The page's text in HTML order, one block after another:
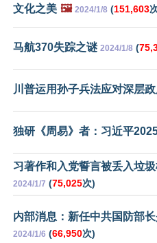
文化之美 🖼️ 2024/1/8 (151,603
马航370失踪之谜 2024/1/8 (
川普运用孙子兵法应对深层
独研《周易》者：习近平
习著作和入党誓言被丢入垃
2024/1/7 (75,025次)
内部消息：新任中共国防部长
2024/1/6 (66,950次)